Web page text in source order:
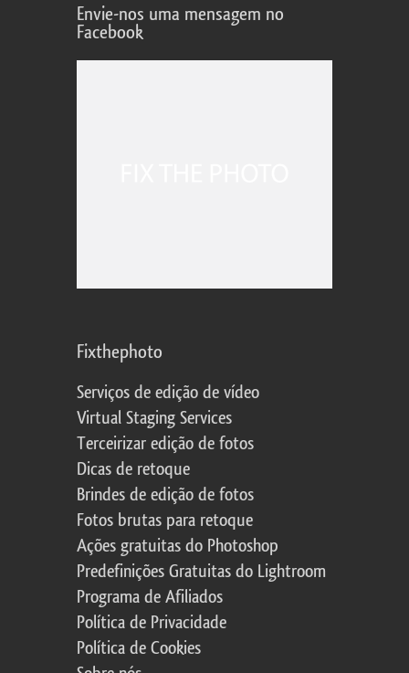
Envie-nos uma mensagem no
Facebook
Fixthephoto
Serviços de edição de vídeo
Virtual Staging Services
Terceirizar edição de fotos
Dicas de retoque
Brindes de edição de fotos
Fotos brutas para retoque
Ações gratuitas do Photoshop
Predefinições Gratuitas do Lightroom
Programa de Afiliados
Política de Privacidade
Política de Cookies